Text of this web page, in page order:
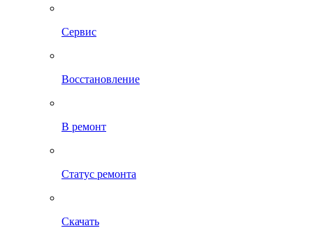
Сервис
Восстановление
В ремонт
Статус ремонта
Скачать